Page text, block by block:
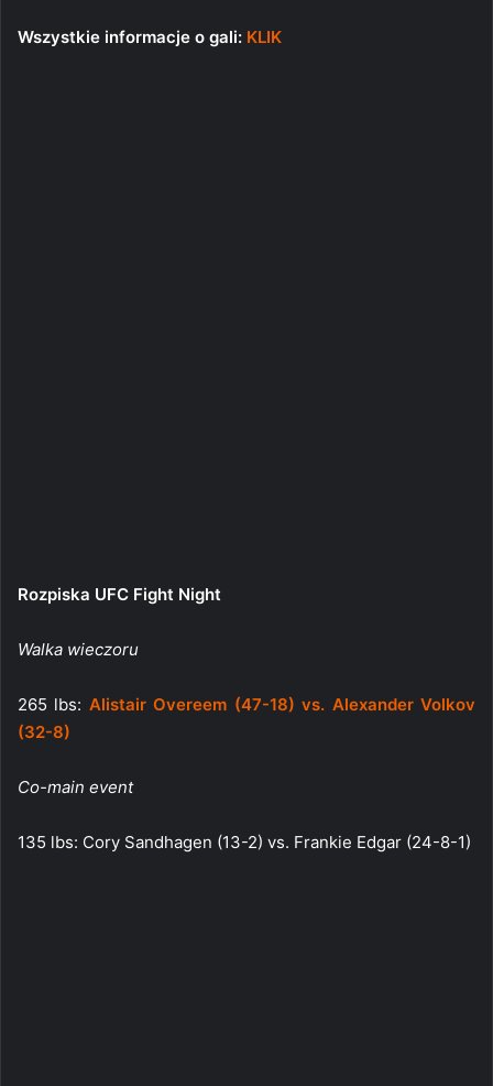
Wszystkie informacje o gali: KLIK
Rozpiska UFC Fight Night
Walka wieczoru
265 lbs: Alistair Overeem (47-18) vs. Alexander Volkov
(32-8)
Co-main event
135 lbs: Cory Sandhagen (13-2) vs. Frankie Edgar (24-8-1)